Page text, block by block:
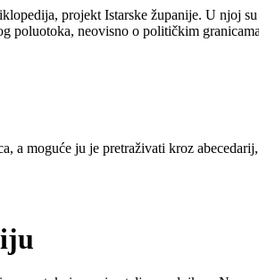
projekt Istarske županije. U njoj
poluotoka, neovisno o političkim
a moguće ju je pretraživati kroz